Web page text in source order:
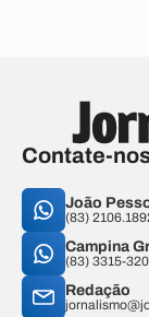
Contate-
João
(83)
Campina
(83) 3315-
Redação